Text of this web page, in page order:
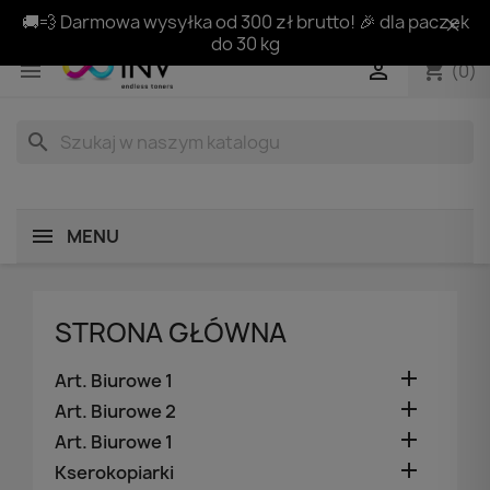
🚚💨 Darmowa wysyłka od 300 zł brutto! 🎉 dla paczek
do 30 kg
 shopping_cart(0)

search
MENU
STRONA GŁÓWNA
Art. Biurowe 1 
Art. Biurowe 2 
Art. Biurowe 1 
Kserokopiarki 